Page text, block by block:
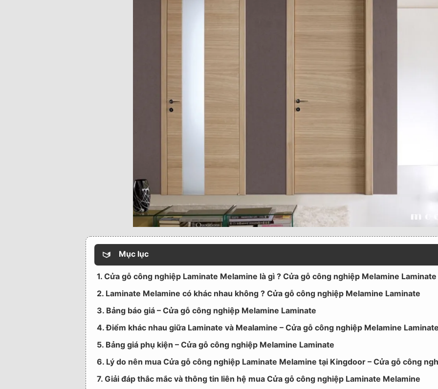
Mục lục
1. Cửa gỗ công nghiệp Laminate Melamine là gì ? Cửa gỗ công nghiệp Melamine Laminate
2. Laminate Melamine có khác nhau không ? Cửa gỗ công nghiệp Melamine Laminate
3. Bảng báo giá – Cửa gỗ công nghiệp Melamine Laminate
4. Điểm khác nhau giữa Laminate và Mealamine – Cửa gỗ công nghiệp Melamine
5. Bảng giá phụ kiện – Cửa gỗ công nghiệp Melamine Laminate
6. Lý do nên mua Cửa gỗ công nghiệp Laminate Melamine tại Kingdoor – Cửa gỗ công
7. Giải đáp thắc mắc và thông tin liên hệ mua Cửa gỗ công nghiệp Laminate Melamine